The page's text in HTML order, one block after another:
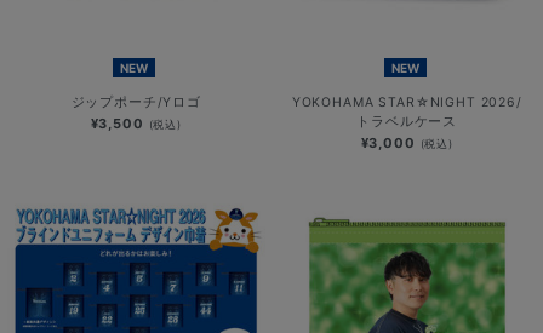
NEW
ジップポーチ/Yロゴ
¥3,500 (税込)
NEW
YOKOHAMA STAR☆NIGHT 2026/
トラベルケース
¥3,000 (税込)